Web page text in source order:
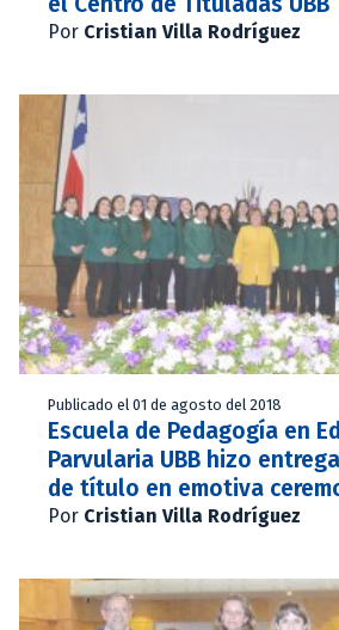
Por Cristian Villa Rodríguez
Publicado el 01 de agosto del 2018
Escuela de Pedagogía en
Parvularia UBB hizo
de título en emotiva
Por Cristian Villa Rodríguez